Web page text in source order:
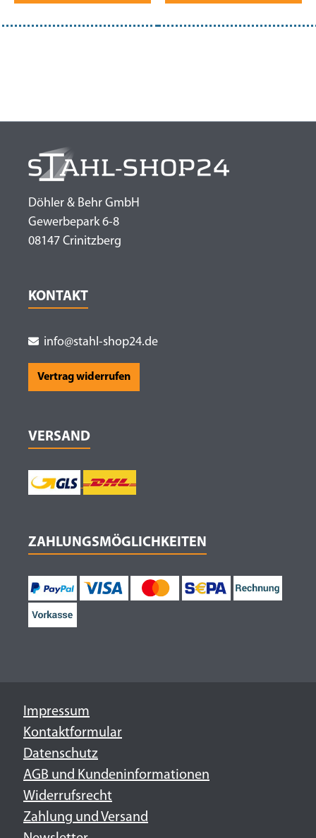
Döhler & Behr GmbH
Gewerbepark 6-8
08147 Crinitzberg
KONTAKT
info@stahl-shop24.de
Vertrag widerrufen
VERSAND
ZAHLUNGSMÖGLICHKEITEN
Impressum
Kontaktformular
Datenschutz
AGB und Kundeninformationen
Widerrufsrecht
Zahlung und Versand